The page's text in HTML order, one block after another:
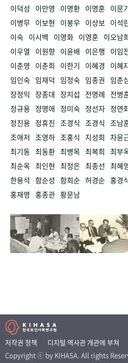
이덕성
이만영 이명환 이명훈 이문
이병무 이보현 이봉우 이상보 이석
이숙 이시백 이영화 이영훈 이오남
이우열
이원향 이윤배 이은행 이임
이춘영
이춘희 이한기 이혜경 이혜
임인숙 임재덕 임정숙 임종권 임춘
장정익 장종대 장지섭 전명례 전병
정규용 정명애 정미숙 정선자 정연
정진용 정휴진 조경식 조경식 조남
조애저 조영하 조홍식 지성희 차윤
최기동 최동환 최병목 최복희 최부
최순옥 최인현 최정은 최종선 최혜
한용석 함순성 함희순 허경순 홍경
홍재영 홍종관 황문남
저작권 정책 디지털 역사관 개관에 부쳐
Copyright ⓒ by KIHASA. All rights